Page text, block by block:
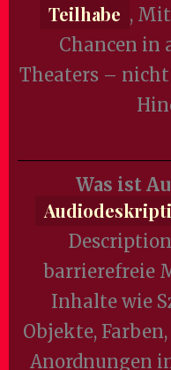
Teilhabe ,
Chancen in
Theaters –
Was ist
barrierefreie
Inhalte wie
Objekte,
Anordnungen